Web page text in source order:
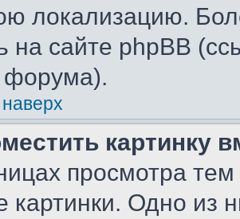
локализацию.
на сайте phpBB
форума).
картинку
просмотра
картинки. Одно из